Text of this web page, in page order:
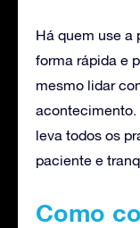
Há quem use a
forma rápida e
mesmo lidar
acontecimento.
leva todos os
paciente e
Como